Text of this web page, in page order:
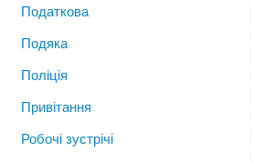
Податкова
Подяка
Поліція
Привітання
Робочі зустрічі